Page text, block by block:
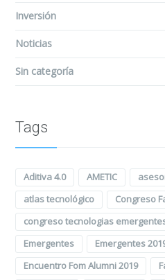
Inversión
Noticias
Sin categoría
Tags
Aditiva 4.0 AMETIC
atlas tecnológico
Congreso
congreso tecnologias
Emergentes
Emergentes
Encuentro Fom Alumni 2019